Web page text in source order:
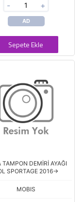
- +
AD
Sepete Ekle
TAMPON DEMİRİ AYAĞI
SPORTAGE 2016->
MOBIS